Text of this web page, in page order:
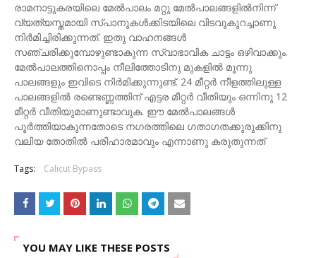
രാമനാട്ടുകരയിലെ മേല്‍പാലം മറ്റു മേല്‍പാലങ്ങളില്‍നിന്ന്
വ്യത്യസ്തമായി സ്പാനുകള്‍ക്കിടയിലെ വിടവുകുറച്ചാണു
നിര്‍മിച്ചിരിക്കുന്നത്. ഇതു വാഹനങ്ങള്‍
സഞ്ചരിക്കുമ്പോഴുണ്ടാകുന്ന സ്വാഭാവിക ചാട്ടം ഒഴിവാക്കും.
മേല്‍പാലത്തിനൊപ്പം നീലിത്തോടിനു മുകളില്‍ മൂന്നു
പാലങ്ങളും ഇവിടെ നിര്‍മിക്കുന്നുണ്ട്. 24 മീറ്റര്‍ നീളത്തിലുള്ള
പാലങ്ങളില്‍ രണ്ടെണ്ണത്തിന് എട്ടര മീറ്റര്‍ വീതിയും ഒന്നിനു 12
മീറ്റര്‍ വീതിയുമാണുണ്ടാവുക. ഈ മേല്‍പാലങ്ങള്‍
പൂര്‍ത്തിയാകുന്നതോടെ നഗരത്തിലെ ഗതാഗതക്കുരുക്കിനു
വലിയ തോതില്‍ പരിഹാരമാവും എന്നാണു കരുതുന്നത്
Tags: Calicut Bypass
YOU MAY LIKE THESE POSTS